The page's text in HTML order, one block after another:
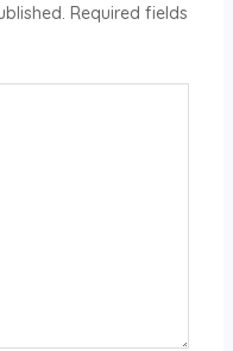
Required fields